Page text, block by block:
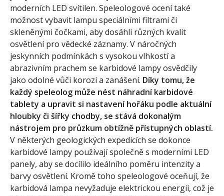
moderních LED svítilen. Speleologové ocení také
možnost vybavit lampu speciálními filtrami či
skleněnými čočkami, aby dosáhli různých kvalit
osvětlení pro vědecké záznamy. V náročných
jeskynních podmínkách s vysokou vlhkostí a
abrazivním prachem se karbidové lampy osvědčily
jako odolné vůči korozi a zanášení. Díky tomu, že
každý speleolog může nést náhradní karbidové
tablety a upravit si nastavení hořáku podle aktuální
hloubky či šířky chodby, se stává dokonalým
nástrojem pro průzkum obtížně přístupných oblastí.
V některých geologických expedicích se dokonce
karbidové lampy používají společně s moderními LED
panely, aby se docílilo ideálního poměru intenzity a
barvy osvětlení. Kromě toho speleologové oceňují, že
karbidová lampa nevyžaduje elektrickou energii, což je